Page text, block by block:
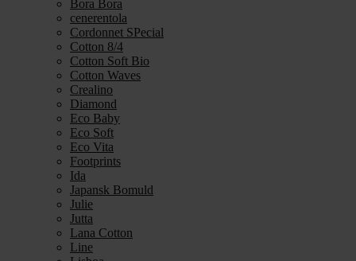
Bora Bora
cenerentola
Cordonnet SPecial
Cotton 8/4
Cotton Soft Bio
Cotton Waves
Crealino
Diamond
Eco Baby
Eco Soft
Eco Vita
Footprints
Ida
Japansk Bomuld
Julie
Jutta
Lana Cotton
Line